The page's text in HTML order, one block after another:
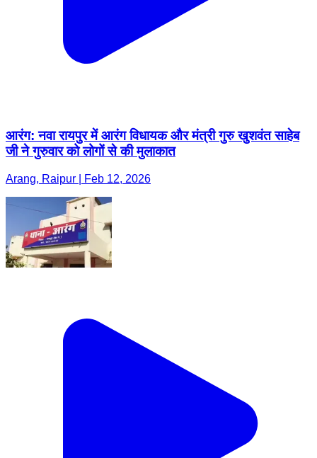
आरंग: नवा रायपुर में आरंग विधायक और मंत्री गुरु खुशवंत साहेब
जी ने गुरुवार को लोगों से की मुलाकात
Arang, Raipur | Feb 12, 2026